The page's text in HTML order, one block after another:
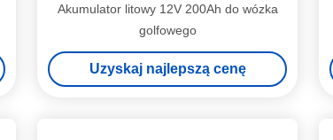
Akumulator litowy 12V 200Ah do wózka
golfowego
Uzyskaj najlepszą cenę